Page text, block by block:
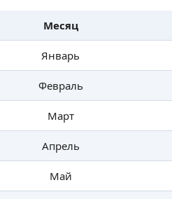
Месяц
Январь
Февраль
Март
Апрель
Май